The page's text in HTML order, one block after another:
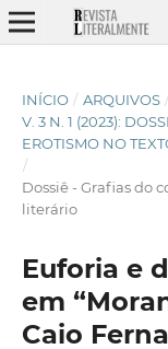
INÍCIO / ARQUIVOS /
V. 3 N. 1 (2023):
EROTISMO NO
/
Dossiê - Grafias do
literário
Euforia e
em
Caio